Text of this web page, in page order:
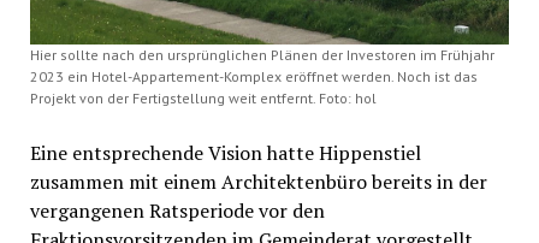
Hier sollte nach den ursprünglichen Plänen der Investoren im Frühjahr
2023 ein Hotel-Appartement-Komplex eröffnet werden. Noch ist das
Projekt von der Fertigstellung weit entfernt. Foto: hol
Eine entsprechende Vision hatte Hippenstiel
zusammen mit einem Architektenbüro bereits in der
vergangenen Ratsperiode vor den